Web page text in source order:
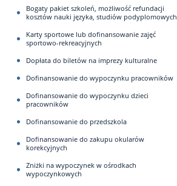
Bogaty pakiet szkoleń, możliwość refundacji
kosztów nauki języka, studiów podyplomowych
Karty sportowe lub dofinansowanie zajęć
sportowo-rekreacyjnych
Dopłata do biletów na imprezy kulturalne
Dofinansowanie do wypoczynku pracowników
Dofinansowanie do wypoczynku dzieci
pracowników
Dofinansowanie do przedszkola
Dofinansowanie do zakupu okularów
korekcyjnych
Zniżki na wypoczynek w ośrodkach
wypoczynkowych